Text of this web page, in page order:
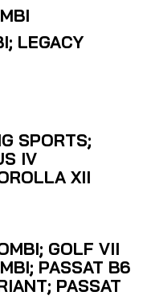
LEGACY
SPORTS;
IV
XII
GOLF VII
PASSAT B6
PASSAT